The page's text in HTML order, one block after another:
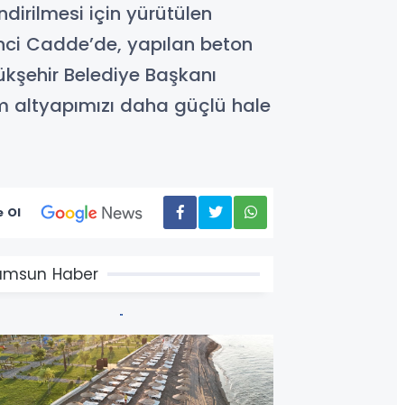
için yürütülen
Cadde’de, yapılan beton
Belediye Başkanı
altyapımızı daha güçlü hale
Ol
Haber